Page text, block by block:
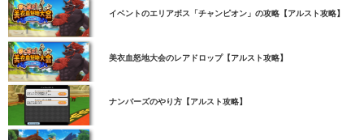
イベントのエリアボス「チャンピオン」の攻略【アルスト攻略】
美衣血怒地大会のレアドロップ【アルスト攻略】
ナンバーズのやり方【アルスト攻略】